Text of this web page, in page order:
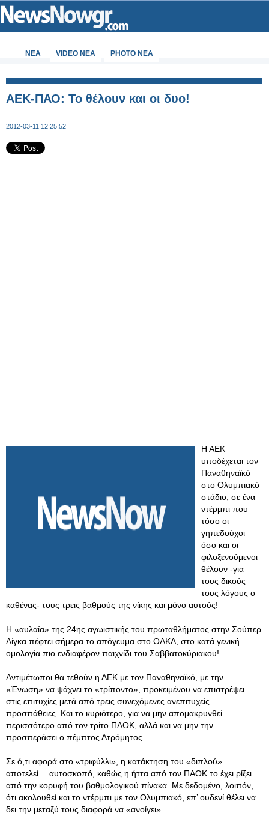
ΝΕΑ VIDEO NEA PHOTO NEA
ΑΕΚ-ΠΑΟ: Το θέλουν και οι δυο!
2012-03-11 12:25:52
Η ΑΕΚ
υποδέχεται τον
Παναθηναϊκό
στο Ολυμπιακό
στάδιο, σε ένα
ντέρμπι που
τόσο οι
γηπεδούχοι
όσο και οι
φιλοξενούμενοι
θέλουν -για
τους δικούς
τους λόγους ο
καθένας- τους τρεις βαθμούς της νίκης και μόνο αυτούς!
Η «αυλαία» της 24ης αγωιστικής του πρωταθλήματος στην Σούπερ
Λίγκα πέφτει σήμερα το απόγευμα στο ΟΑΚΑ, στο κατά γενική
ομολογία πιο ενδιαφέρον παιχνίδι του Σαββατοκύριακου!
Αντιμέτωποι θα τεθούν η ΑΕΚ με τον Παναθηναϊκό, με την
«Ένωση» να ψάχνει το «τρίποντο», προκειμένου να επιστρέψει
στις επιτυχίες μετά από τρεις συνεχόμενες ανεπιτυχείς
προσπάθειες. Και το κυριότερο, για να μην απομακρυνθεί
περισσότερο από τον τρίτο ΠΑΟΚ, αλλά και να μην την…
προσπεράσει ο πέμπτος Ατρόμητος...
Σε ό,τι αφορά στο «τριφύλλι», η κατάκτηση του «διπλού»
αποτελεί… αυτοσκοπό, καθώς η ήττα από τον ΠΑΟΚ το έχει ρίξει
από την κορυφή του βαθμολογικού πίνακα. Με δεδομένο, λοιπόν,
ότι ακολουθεί και το ντέρμπι με τον Ολυμπιακό, επ’ ουδενί θέλει να
δει την μεταξύ τους διαφορά να «ανοίγει».